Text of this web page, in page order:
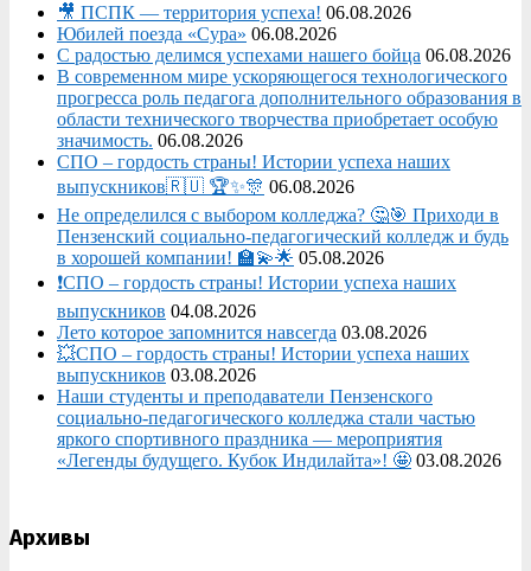
🎥 ПСПК — территория успеха! 06.08.2026
Юбилей поезда «Сура» 06.08.2026
С радостью делимся успехами нашего бойца 06.08.2026
В современном мире ускоряющегося технологического
прогресса роль педагога дополнительного образования в
области технического творчества приобретает особую
значимость. 06.08.2026
СПО – гордость страны! Истории успеха наших
выпускников🇷🇺 🏆✨🎊 06.08.2026
Не определился с выбором колледжа? 🤔🎯 Приходи в
Пензенский социально-педагогический колледж и будь
в хорошей компании! 🏫💫🌟 05.08.2026
❗СПО – гордость страны! Истории успеха наших
выпускников 04.08.2026
Лето которое запомнится навсегда 03.08.2026
💥СПО – гордость страны! Истории успеха наших
выпускников 03.08.2026
Наши студенты и преподаватели Пензенского
социально‑педагогического колледжа стали частью
яркого спортивного праздника — мероприятия
«Легенды будущего. Кубок Индилайта»! 🤩 03.08.2026
Архивы